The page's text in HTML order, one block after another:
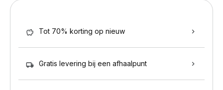
Tot 70% korting op nieuw
Gratis levering bij een afhaalpunt